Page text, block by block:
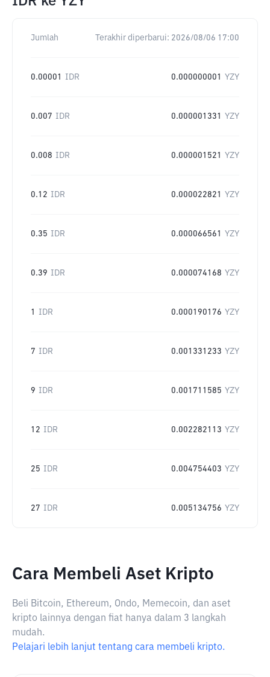
Jumlah Terakhir diperbarui: 2026/08/06 17:00
0.00001 IDR 0.000000001 YZY
0.007 IDR 0.000001331 YZY
0.008 IDR 0.000001521 YZY
0.12 IDR 0.000022821 YZY
0.35 IDR 0.000066561 YZY
0.39 IDR 0.000074168 YZY
1 IDR 0.000190176 YZY
7 IDR 0.001331233 YZY
9 IDR 0.001711585 YZY
12 IDR 0.002282113 YZY
25 IDR 0.004754403 YZY
27 IDR 0.005134756 YZY
Cara Membeli Aset Kripto
Beli Bitcoin, Ethereum, Ondo, Memecoin, dan aset
kripto lainnya dengan fiat hanya dalam 3 langkah
mudah.
Pelajari lebih lanjut tentang cara membeli kripto.